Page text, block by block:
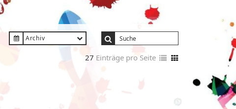
Archiv
27 Einträge pro Seite